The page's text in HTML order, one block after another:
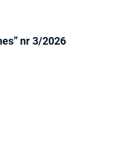
nr 3/2026